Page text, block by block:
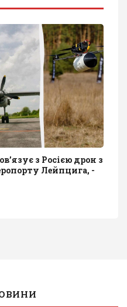
з Росією дрон з
Лейпцига, -